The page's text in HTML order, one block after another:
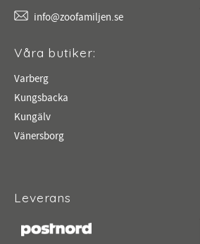
info@zoofamiljen.se
Våra butiker:
Varberg
Kungsbacka
Kungälv
Vänersborg
Leverans